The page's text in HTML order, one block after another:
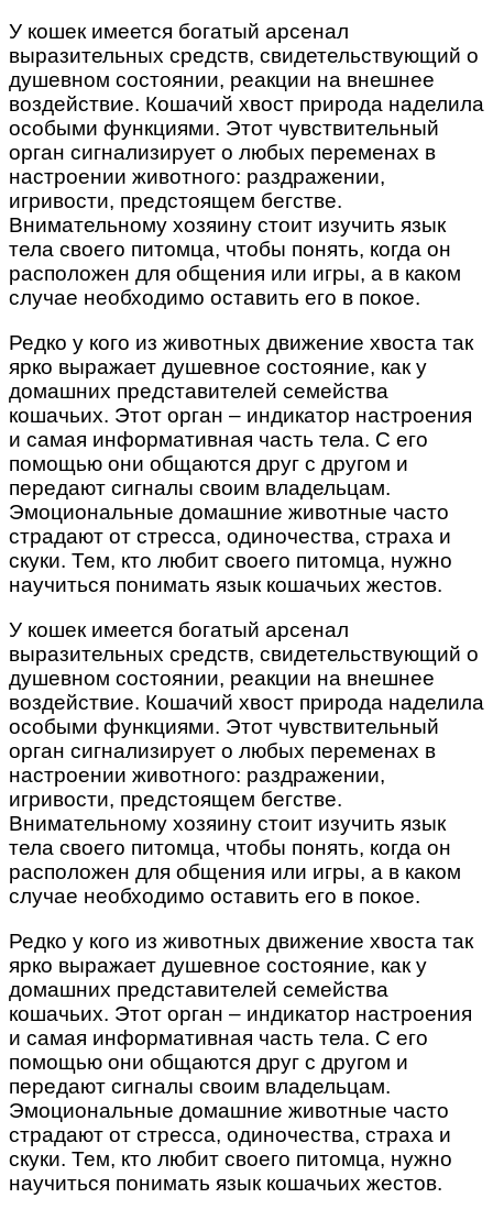
У кошек имеется богатый арсенал
выразительных средств, свидетельствующий о
душевном состоянии, реакции на внешнее
воздействие. Кошачий хвост природа наделила
особыми функциями. Этот чувствительный
орган сигнализирует о любых переменах в
настроении животного: раздражении,
игривости, предстоящем бегстве.
Внимательному хозяину стоит изучить язык
тела своего питомца, чтобы понять, когда он
расположен для общения или игры, а в каком
случае необходимо оставить его в покое.
Редко у кого из животных движение хвоста так
ярко выражает душевное состояние, как у
домашних представителей семейства
кошачьих. Этот орган – индикатор настроения
и самая информативная часть тела. С его
помощью они общаются друг с другом и
передают сигналы своим владельцам.
Эмоциональные домашние животные часто
страдают от стресса, одиночества, страха и
скуки. Тем, кто любит своего питомца, нужно
научиться понимать язык кошачьих жестов.
У кошек имеется богатый арсенал
выразительных средств, свидетельствующий о
душевном состоянии, реакции на внешнее
воздействие. Кошачий хвост природа наделила
особыми функциями. Этот чувствительный
орган сигнализирует о любых переменах в
настроении животного: раздражении,
игривости, предстоящем бегстве.
Внимательному хозяину стоит изучить язык
тела своего питомца, чтобы понять, когда он
расположен для общения или игры, а в каком
случае необходимо оставить его в покое.
Редко у кого из животных движение хвоста так
ярко выражает душевное состояние, как у
домашних представителей семейства
кошачьих. Этот орган – индикатор настроения
и самая информативная часть тела. С его
помощью они общаются друг с другом и
передают сигналы своим владельцам.
Эмоциональные домашние животные часто
страдают от стресса, одиночества, страха и
скуки. Тем, кто любит своего питомца, нужно
научиться понимать язык кошачьих жестов.